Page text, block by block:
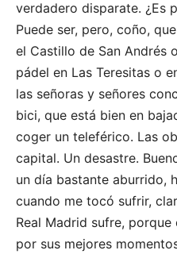
verdadero disparate. ¿Es
Puede ser, pero, coño,
el Castillo de San Andrés
pádel en Las Teresitas o
las señoras y señores
bici, que está bien en
coger un teleférico. Las
capital. Un desastre.
un día bastante aburrido,
cuando me tocó sufrir,
Real Madrid sufre,
por sus mejores